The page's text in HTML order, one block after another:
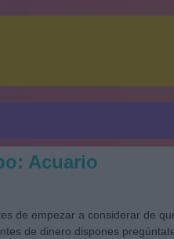
Acuario
de empezar a considerar de
de dinero dispones